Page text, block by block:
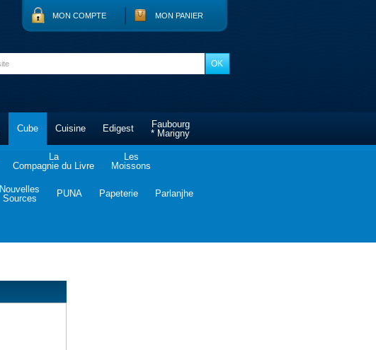
MON COMPTE MON PANIER
Cube Cuisine Edigest
Faubourg
* Marigny
La
Compagnie du Livre
Les
Moissons
Nouvelles
Sources
PUNA Papeterie Parlanjhe